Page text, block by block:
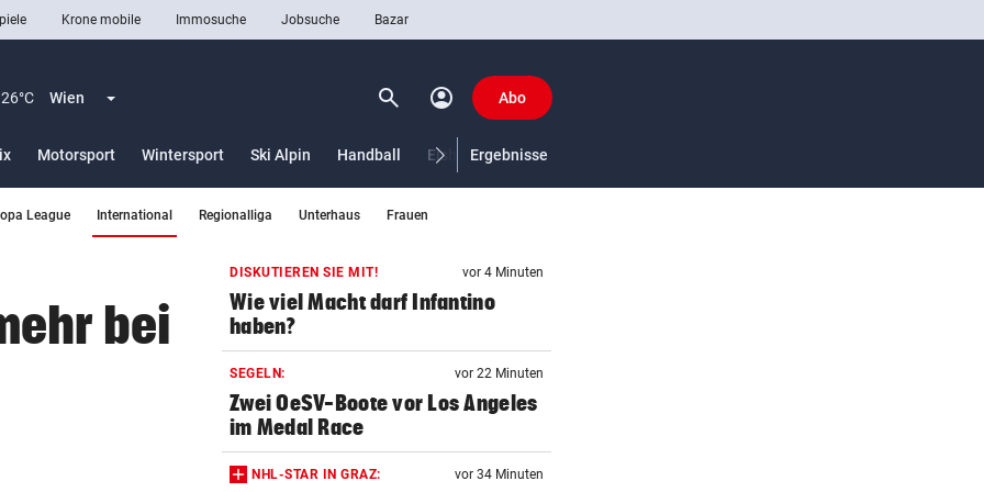
Krone mobile Immosuche Jobsuche Bazar
26°C Wien Menü aufklappen search Suchen
account_circle Abo
Motorsport Wintersport Ski Alpin Handball Eishockey US-Sport
Ergebnisse
League International Regionalliga Unterhaus Frauen
bei
DISKUTIEREN SIE MIT! vor 4 Minuten
Wie viel Macht darf Infantino
haben?
SEGELN: vor 22 Minuten
Zwei OeSV-Boote vor Los Angeles
im Medal Race
NHL-STAR IN GRAZ: vor 34 Minuten